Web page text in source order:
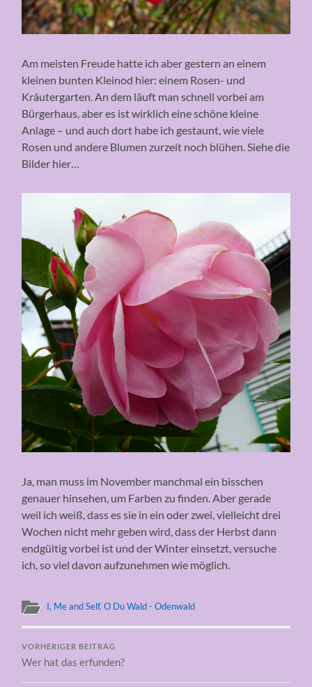
Am meisten Freude hatte ich aber gestern an einem
kleinen bunten Kleinod hier: einem Rosen- und
Kräutergarten. An dem läuft man schnell vorbei am
Bürgerhaus, aber es ist wirklich eine schöne kleine
Anlage – und auch dort habe ich gestaunt, wie viele
Rosen und andere Blumen zurzeit noch blühen. Siehe die
Bilder hier…
Ja, man muss im November manchmal ein bisschen
genauer hinsehen, um Farben zu finden. Aber gerade
weil ich weiß, dass es sie in ein oder zwei, vielleicht drei
Wochen nicht mehr geben wird, dass der Herbst dann
endgültig vorbei ist und der Winter einsetzt, versuche
ich, so viel davon aufzunehmen wie möglich.
I, Me and Self,O Du Wald - Odenwald
VORHERIGER BEITRAG
Wer hat das erfunden?